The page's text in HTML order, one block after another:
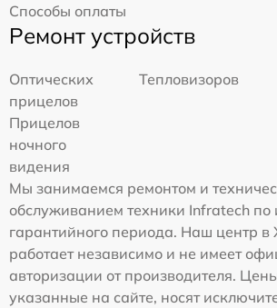
Способы оплаты
Ремонт устройств
Оптических
прицелов
Тепловизоров
Прицелов
ночного
видения
Мы занимаемся ремонтом и
обслуживанием техники Infratech по
гарантийного периода. Наш центр в
работает независимо и не имеет
авторизации от производителя.
указанные на сайте, носят